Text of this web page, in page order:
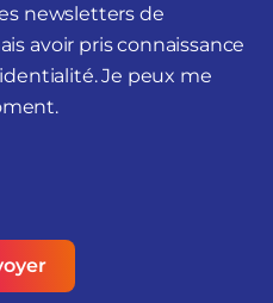
newsletters de
avoir pris connaissance
Je peux me